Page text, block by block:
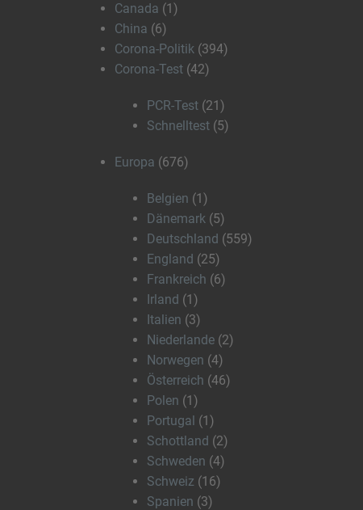
Canada (1)
China (6)
Corona-Politik (394)
Corona-Test (42)
PCR-Test (21)
Schnelltest (5)
Europa (676)
Belgien (1)
Dänemark (5)
Deutschland (559)
England (25)
Frankreich (6)
Irland (1)
Italien (3)
Niederlande (2)
Norwegen (4)
Österreich (46)
Polen (1)
Portugal (1)
Schottland (2)
Schweden (4)
Schweiz (16)
Spanien (3)